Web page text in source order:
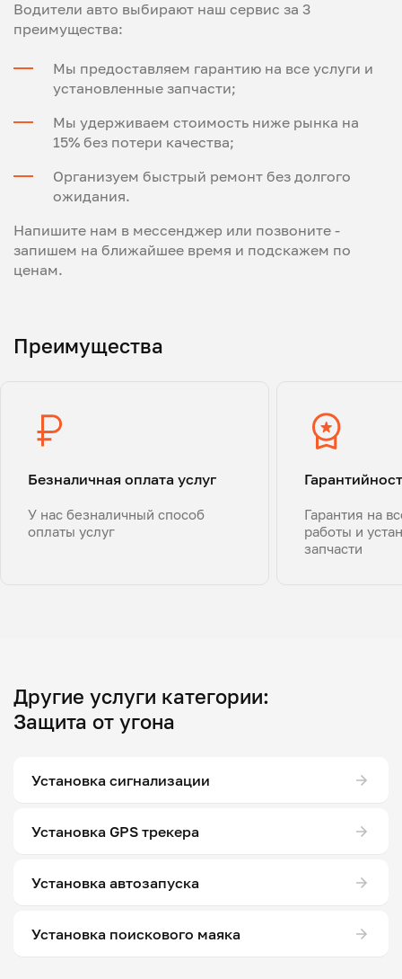
Водители авто выбирают наш сервис за 3
преимущества:
Мы предоставляем гарантию на все услуги и
установленные запчасти;
Мы удерживаем стоимость ниже рынка на
15% без потери качества;
Организуем быстрый ремонт без долгого
ожидания.
Напишите нам в мессенджер или позвоните -
запишем на ближайшее время и подскажем по
ценам.
Преимущества
Безналичная оплата услуг
У нас безналичный способ
оплаты услуг
Гарантия на
работы и
запчасти
Другие услуги категории:
Защита от угона
Установка сигнализации
Установка GPS трекера
Установка автозапуска
Установка поискового маяка